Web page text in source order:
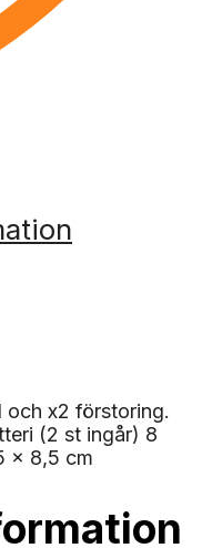
x2 förstoring.
(2 st ingår) 8
x 8,5 cm